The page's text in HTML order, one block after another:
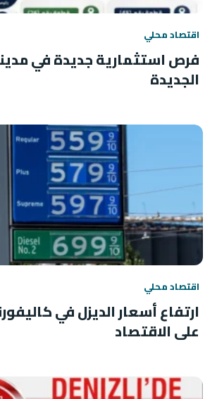
اقتصاد محلي
فرص استثمارية جديدة في
الجديدة
اقتصاد محلي
ارتفاع أسعار الديزل في
على الاقتصاد